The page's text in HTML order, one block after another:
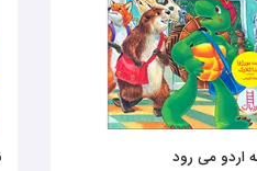
اردو می رود